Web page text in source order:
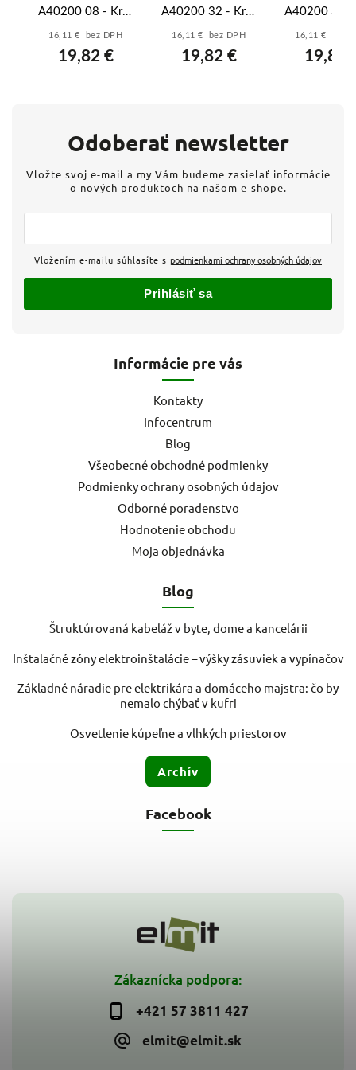
A40200 08 - Kryt
zosilňovača - radio
16,11 € bez DPH
19,82 €
A40200 32 - Kryt
zosilňovača - radio
16,11 € bez DPH
19,82 €
A40200 33 -
16,11 € bez
19,82
Zákaznícka podpora:
+421 57 3811 427
elmit@elmit.sk
Informácie pre vás
Kontakty
Infocentrum
Blog
Všeobecné obchodné podmienky
Podmienky ochrany osobných údajov
Odborné poradenstvo
Hodnotenie obchodu
Moja objednávka
Blog
Štruktúrovaná kabeláž v byte, dome a kancelárii
Inštalačné zóny elektroinštalácie – výšky zásuviek a vypínačov
Základné náradie pre elektrikára a domáceho majstra: čo by
nemalo chýbať v kufri
Osvetlenie kúpeľne a vlhkých priestorov
Archív
Odoberať newsletter
Vložte svoj e-mail a my Vám budeme zasielať informácie
o nových produktoch na našom e-shope.
Vložením e-mailu súhlasíte s podmienkami ochrany osobných údajov
Prihlásiť sa
Facebook